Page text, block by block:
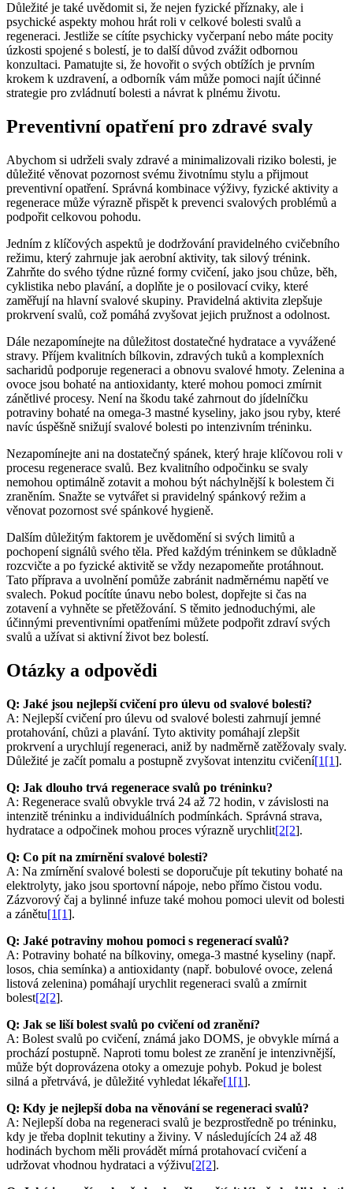
Důležité je také uvědomit si, že nejen fyzické příznaky, ale i
psychické aspekty mohou hrát roli v celkové bolesti svalů a
regeneraci. Jestliže se cítíte psychicky vyčerpaní nebo máte pocity
úzkosti spojené s bolestí, je to další důvod zvážit odbornou
konzultaci. Pamatujte si, že hovořit o svých obtížích je prvním
krokem k uzdravení, a odborník vám může pomoci najít účinné
strategie pro zvládnutí bolesti a návrat k plnému životu.
Preventivní opatření pro zdravé svaly
Abychom si udrželi svaly zdravé a minimalizovali riziko bolesti, je
důležité věnovat pozornost svému životnímu stylu a přijmout
preventivní opatření. Správná kombinace výživy, fyzické aktivity a
regenerace může výrazně přispět k prevenci svalových problémů a
podpořit celkovou pohodu.
Jedním z klíčových aspektů je dodržování pravidelného cvičebního
režimu, který zahrnuje jak aerobní aktivity, tak silový trénink.
Zahrňte do svého týdne různé formy cvičení, jako jsou chůze, běh,
cyklistika nebo plavání, a doplňte je o posilovací cviky, které
zaměřují na hlavní svalové skupiny. Pravidelná aktivita zlepšuje
prokrvení svalů, což pomáhá zvyšovat jejich pružnost a odolnost.
Dále nezapomínejte na důležitost dostatečné hydratace a vyvážené
stravy. Příjem kvalitních bílkovin, zdravých tuků a komplexních
sacharidů podporuje regeneraci a obnovu svalové hmoty. Zelenina a
ovoce jsou bohaté na antioxidanty, které mohou pomoci zmírnit
zánětlivé procesy. Není na škodu také zahrnout do jídelníčku
potraviny bohaté na omega-3 mastné kyseliny, jako jsou ryby, které
navíc úspěšně snižují svalové bolesti po intenzivním tréninku.
Nezapomínejte ani na dostatečný spánek, který hraje klíčovou roli v
procesu regenerace svalů. Bez kvalitního odpočinku se svaly
nemohou optimálně zotavit a mohou být náchylnější k bolestem či
zraněním. Snažte se vytvářet si pravidelný spánkový režim a
věnovat pozornost své spánkové hygieně.
Dalším důležitým faktorem je uvědomění si svých limitů a
pochopení signálů svého těla. Před každým tréninkem se důkladně
rozcvičte a po fyzické aktivitě se vždy nezapomeňte protáhnout.
Tato příprava a uvolnění pomůže zabránit nadměrnému napětí ve
svalech. Pokud pocítíte únavu nebo bolest, dopřejte si čas na
zotavení a vyhněte se přetěžování. S těmito jednoduchými, ale
účinnými preventivními opatřeními můžete podpořit zdraví svých
svalů a užívat si aktivní život bez bolestí.
Otázky a odpovědi
Q: Jaké jsou nejlepší cvičení pro úlevu od svalové bolesti?
A: Nejlepší cvičení pro úlevu od svalové bolesti zahrnují jemné
protahování, chůzi a plavání. Tyto aktivity pomáhají zlepšit
prokrvení a urychlují regeneraci, aniž by nadměrně zatěžovaly svaly.
Důležité je začít pomalu a postupně zvyšovat intenzitu cvičení[1[1].
Q: Jak dlouho trvá regenerace svalů po tréninku?
A: Regenerace svalů obvykle trvá 24 až 72 hodin, v závislosti na
intenzitě tréninku a individuálních podmínkách. Správná strava,
hydratace a odpočinek mohou proces výrazně urychlit[2[2].
Q: Co pít na zmírnění svalové bolesti?
A: Na zmírnění svalové bolesti se doporučuje pít tekutiny bohaté na
elektrolyty, jako jsou sportovní nápoje, nebo přímo čistou vodu.
Zázvorový čaj a bylinné infuze také mohou pomoci ulevit od bolesti
a zánětu[1[1].
Q: Jaké potraviny mohou pomoci s regenerací svalů?
A: Potraviny bohaté na bílkoviny, omega-3 mastné kyseliny (např.
losos, chia semínka) a antioxidanty (např. bobulové ovoce, zelená
listová zelenina) pomáhají urychlit regeneraci svalů a zmírnit
bolest[2[2].
Q: Jak se liší bolest svalů po cvičení od zranění?
A: Bolest svalů po cvičení, známá jako DOMS, je obvykle mírná a
prochází postupně. Naproti tomu bolest ze zranění je intenzivnější,
může být doprovázena otoky a omezuje pohyb. Pokud je bolest
silná a přetrvává, je důležité vyhledat lékaře[1[1].
Q: Kdy je nejlepší doba na věnování se regeneraci svalů?
A: Nejlepší doba na regeneraci svalů je bezprostředně po tréninku,
kdy je třeba doplnit tekutiny a živiny. V následujících 24 až 48
hodinách bychom měli provádět mírná protahovací cvičení a
udržovat vhodnou hydrataci a výživu[2[2].